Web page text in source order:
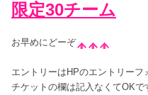
限定30チーム
お早めにどーぞ
エントリーはHPのエントリーフ
チケットの欄は記入なくてOKで